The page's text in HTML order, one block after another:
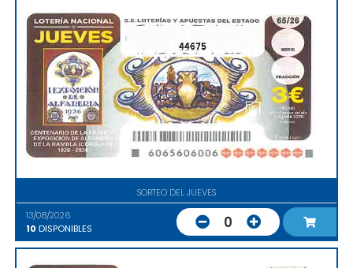
44675
SORTEO DEL JUEVES
13/08/2026
10 DISPONIBLES 0